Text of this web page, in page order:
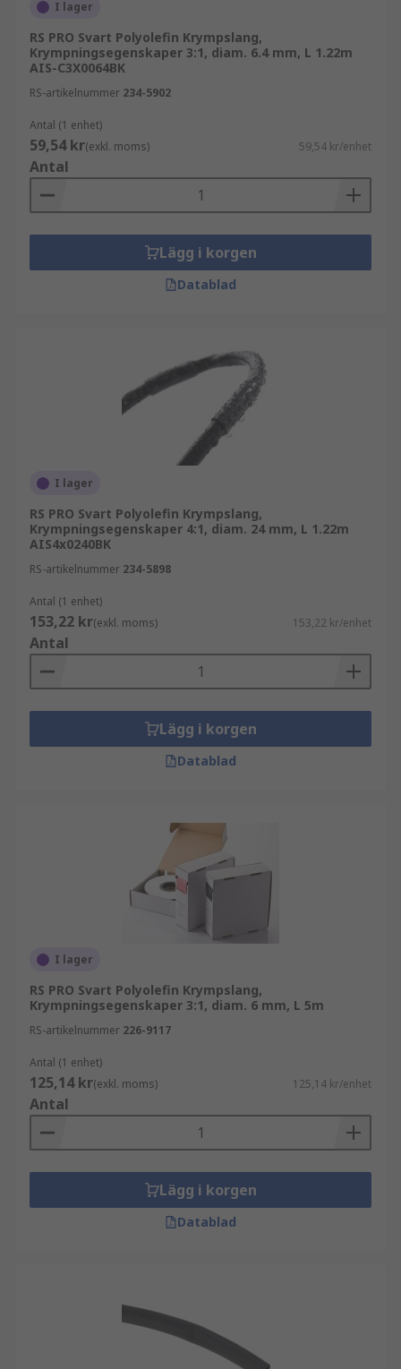
minska slitage och mekanisk påverkan
skapa en organiserad och professionell
kabeldragning
Krympslang används ofta i:
elinstallation och elektronik
industriella applikationer
fordons- och transportlösningar
reparation och underhåll av kablar
Relaterad kabelhantering
kabelgenomföringar
kabelhylsor
buntband och infästningar
RS PRO
I sortimentet hittar du även krympslang från RS
PRO, vårt eget varumärke. RS PRO kombinerar
kvalitet, hållbarhet och prisvärde och är ett
Se RS PRO-sortimentet här
Köpråd
När du väljer krympslang är det viktigt att ta
hänsyn till krympförhållande, material,
temperaturtålighet och diameter. Rätt val
I lager
RS PRO Svart Polyolefin Krympslang,
Krympningsegenskaper 3:1, diam. 6.4 mm, L 1.22m
AIS-C3X0064BK
RS-artikelnummer 234-5902
Antal (1 enhet)
59,54 kr(exkl. moms) 59,54 kr/enhet
Antal
Lägg i korgen
Datablad
I lager
RS PRO Svart Polyolefin Krympslang,
Krympningsegenskaper 4:1, diam. 24 mm, L 1.22m
AIS4x0240BK
RS-artikelnummer 234-5898
Antal (1 enhet)
153,22 kr(exkl. moms) 153,22 kr/enhet
Antal
Lägg i korgen
Datablad
I lager
RS PRO Svart Polyolefin Krympslang,
Krympningsegenskaper 3:1, diam. 6 mm, L 5m
RS-artikelnummer 226-9117
Antal (1 enhet)
125,14 kr(exkl. moms) 125,14 kr/enhet
Antal
Lägg i korgen
Datablad